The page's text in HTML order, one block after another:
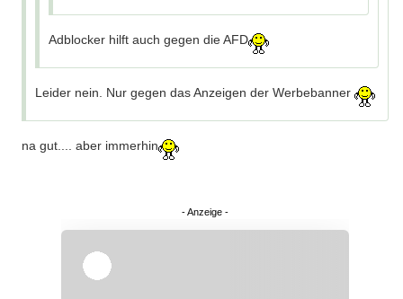
Adblocker hilft auch gegen die AFD
Leider nein. Nur gegen das Anzeigen der Werbebanner
na gut.... aber immerhin